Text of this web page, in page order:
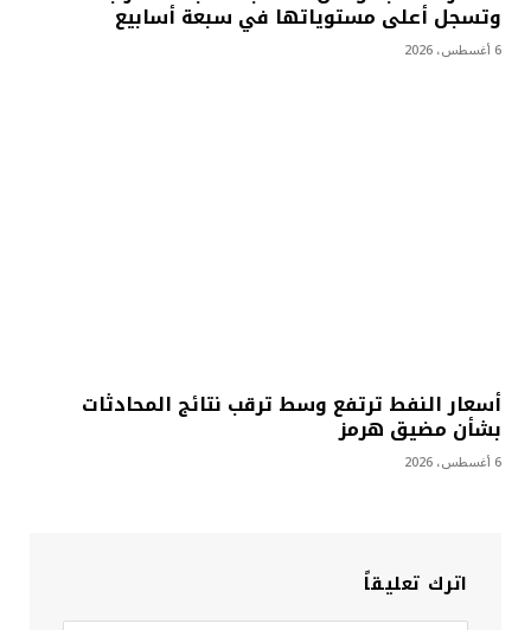
وتسجل أعلى مستوياتها في سبعة أسابيع
6 أغسطس، 2026
أسعار النفط ترتفع وسط ترقب نتائج المحادثات
بشأن مضيق هرمز
6 أغسطس، 2026
اترك تعليقاً